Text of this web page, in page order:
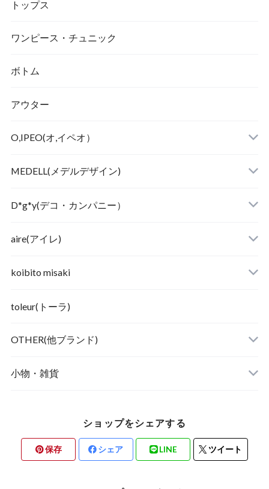
トップス
ワンピース・チュニック
ボトム
アウター
O,IPEO(オ,イペオ）
MEDELL(メデルデザイン)
D*g*y(デコ・カンパニー）
aire(アイレ)
koibito misaki
toleur(トーラ)
OTHER(他ブランド)
小物・雑貨
ショップをシェアする
保存 シェア LINE ツイート